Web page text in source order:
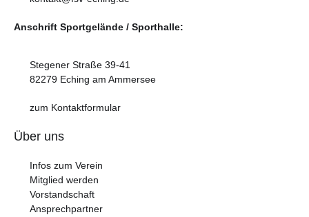
Anschrift Sportgelände / Sporthalle:
Stegener Straße 39-41
82279 Eching am Ammersee
zum Kontaktformular
Über uns
Infos zum Verein
Mitglied werden
Vorstandschaft
Ansprechpartner